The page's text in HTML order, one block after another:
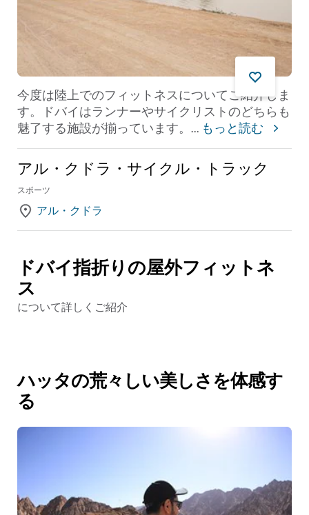
今度は陸上でのフィットネスについてご紹介しま
す。ドバイはランナーやサイクリストのどちらも
魅了する施設が揃っています。 ... もっと読む
アル・クドラ・サイクル・トラック
スポーツ
アル・クドラ
ドバイ指折りの屋外フィットネ
ス
について詳しくご紹介
ハッタの荒々しい美しさを体感す
る